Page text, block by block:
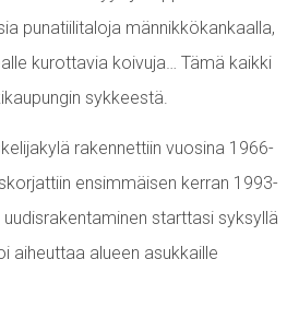
punatiilitaloja männikkökankaalla,
kurottavia koivuja… Tämä kaikki
sykkeestä.
rakennettiin vuosina 1966-
ensimmäisen kerran 1993-
starttasi syksyllä
aiheuttaa alueen asukkaille